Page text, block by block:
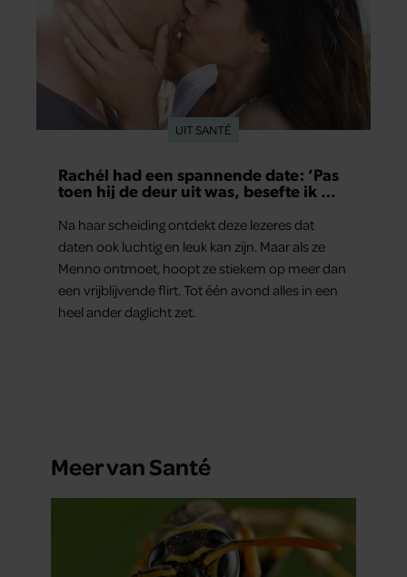
UIT SANTÉ
Rachél had een spannende date: ‘Pas
toen hij de deur uit was, besefte ik wat
Na haar scheiding ontdekt deze lezeres dat
daten ook luchtig en leuk kan zijn. Maar als ze
Menno ontmoet, hoopt ze stiekem op meer dan
een vrijblijvende flirt. Tot één avond alles in een
heel ander daglicht zet.
Meer van Santé